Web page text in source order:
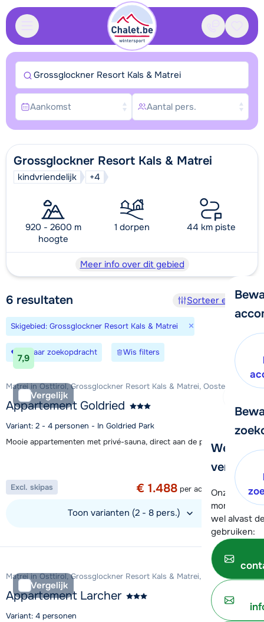
Contact
We
verder!
Onze
moment
wel alvast
gebruiken:
Grossglockner Resort Kals & Matrei
kindvriendelijk +4
920 - 2600 m
hoogte
1 dorpen 44 km piste
Meer info over dit gebied
6 resultaten Sorteer en filter
Skigebied: Grossglockner Resort Kals & Matrei ×
Bewaar zoekopdracht Wis filters
7,9
Vergelijk
Matrei in Osttirol, Grossglockner Resort Kals & Matrei, Oostenrijk
Appartement Goldried
Variant: 2 - 4 personen - In Goldried Park
Mooie appartementen met privé-sauna, direct aan de piste in Matrei
Aanbieding
1 week vanaf
€ 1.488 per accommodatie
Excl. skipas
Toon varianten (2 - 8 pers.)
Vergelijk
Matrei in Osttirol, Grossglockner Resort Kals & Matrei, Oostenrijk
Appartement Larcher
Variant: 4 personen
Grossglockner Resort Kals & Matrei
Aankomst Aantal pers.